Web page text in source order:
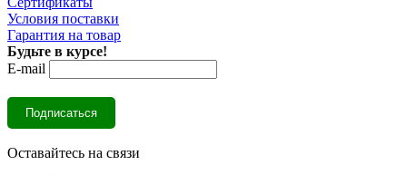
Условия поставки
Гарантия на товар
Будьте в курсе!
E-mail
Оставайтесь на связи